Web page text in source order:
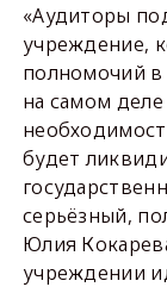
«Аудиторы
учреждение,
полномочий в
на самом
будет
серьёзный,
Юлия
учреждении